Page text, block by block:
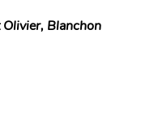
Olivier, Blanchon